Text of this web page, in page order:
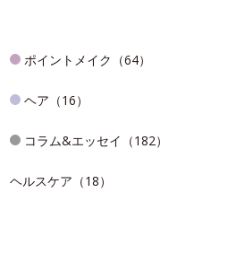
ポイントメイク（64）
ヘア（16）
コラム&エッセイ（182）
ヘルスケア（18）